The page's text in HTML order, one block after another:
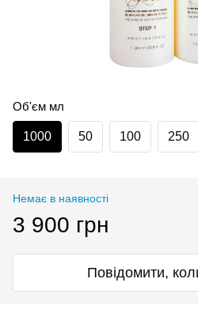
Об'єм мл
1000 50 100 250
Немає в наявності
3 900 грн
Повідомити,